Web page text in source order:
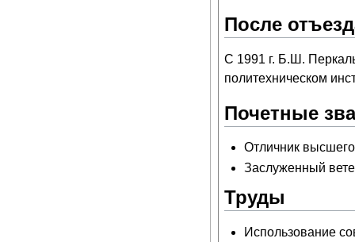
После
С 1991 г. Б.Ш.
политехническом
Почетные
Отличник
Заслуженный
Труды
Использование